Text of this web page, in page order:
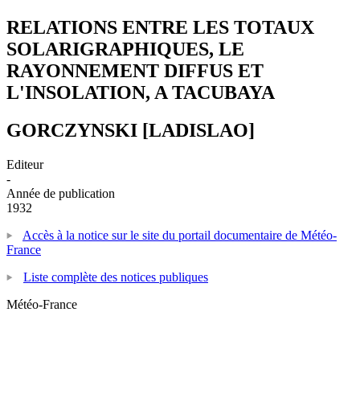
RELATIONS ENTRE LES TOTAUX
SOLARIGRAPHIQUES, LE
RAYONNEMENT DIFFUS ET
L'INSOLATION, A TACUBAYA
GORCZYNSKI [LADISLAO]
Editeur
-
Année de publication
1932
Accès à la notice sur le site du portail documentaire de Météo-
France
Liste complète des notices publiques
Météo-France